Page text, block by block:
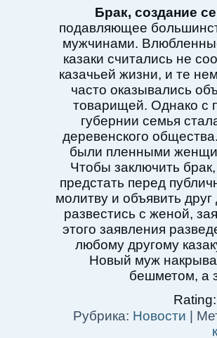
Брак, создание
подавляющее
мужчинами.
казаки считались не
казачьей жизни, и те
часто оказывались
товарищей. Однако с
губернии семья
деревенского
были пленными
Чтобы заключить
предстать перед
молитву и объявить
развестись с женой,
этого заявления
любому другому
Новый муж
бешметом, а
Рубрика: Новости